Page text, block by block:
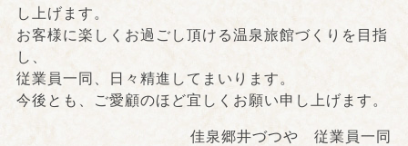
し上げます。
お客様に楽しくお過ごし頂ける温泉旅館づくりを目指
し、
従業員一同、日々精進してまいります。
今後とも、ご愛顧のほど宜しくお願い申し上げます。
佳泉郷井づつや 従業員一同